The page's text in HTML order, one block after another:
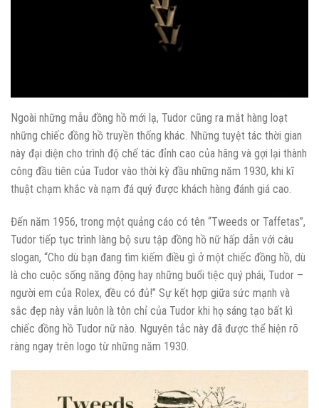
Ngoài những mẫu đồng hồ mới lạ, Tudor cũng ra mắt hàng loạt
những chiếc đồng hồ truyền thống khác. Những tuyệt tác thời gian
này đại diện cho trình độ chế tác đỉnh cao của hãng và gợi lại thành
công đầu tiên của Tudor vào thời kỳ đầu những năm 1930, khi kĩ
thuật chạm khắc và nạm đá quý được khách hàng đánh giá cao.
Đến năm 1956, trong một quảng cáo có tên “Tweeds or Taffetas”,
Tudor tiếp tục trình làng bộ sưu tập đồng hồ nữ hấp dẫn với câu
slogan, “Cho dù bạn đang tìm kiếm điều gì ở một chiếc đồng hồ, dù
là cho cuộc sống năng động hay những buổi tiệc quý phái, Tudor –
người em của Rolex, đều có đủ!” Sự kết hợp giữa sức mạnh và
sắc đẹp này vẫn luôn là tôn chỉ của Tudor khi họ sáng tạo bất kì
chiếc đồng hồ Tudor nữ nào. Nguyên tắc này đã được thể hiện rõ
ràng ngay trên logo từ những năm 1930.